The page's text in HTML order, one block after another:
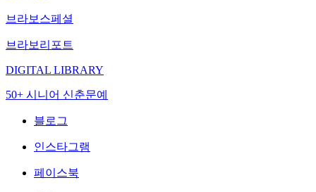
브라보스페셜
브라보리포트
DIGITAL LIBRARY
50+ 시니어 신춘문예
블로그
인스타그램
페이스북